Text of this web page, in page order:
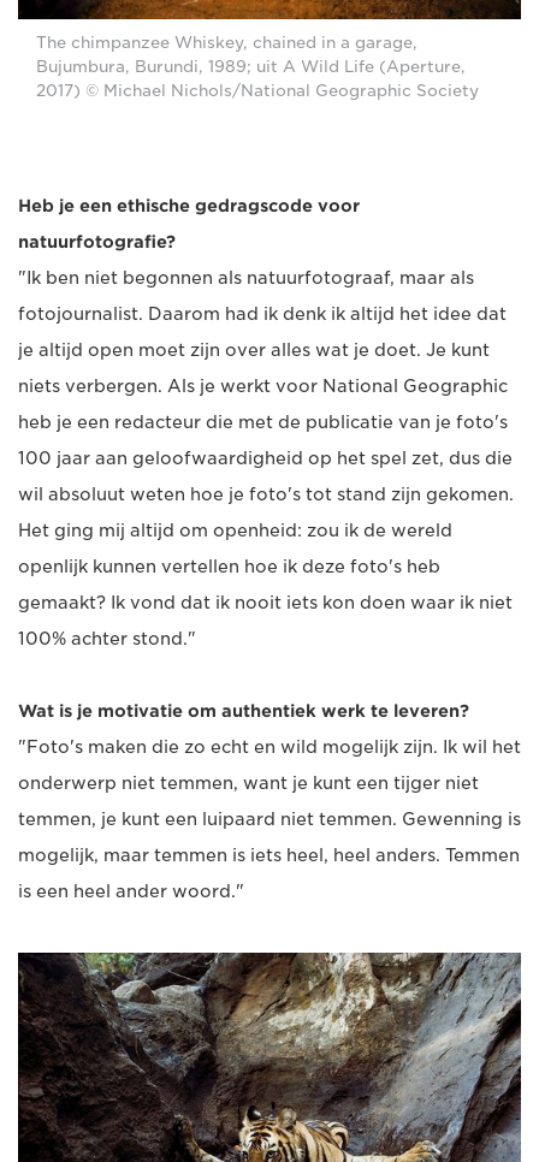
The chimpanzee Whiskey, chained in a garage,
Bujumbura, Burundi, 1989; uit A Wild Life (Aperture,
2017) © Michael Nichols/National Geographic Society
Heb je een ethische gedragscode voor
natuurfotografie?
"Ik ben niet begonnen als natuurfotograaf, maar als
fotojournalist. Daarom had ik denk ik altijd het idee dat
je altijd open moet zijn over alles wat je doet. Je kunt
niets verbergen. Als je werkt voor National Geographic
heb je een redacteur die met de publicatie van je foto's
100 jaar aan geloofwaardigheid op het spel zet, dus die
wil absoluut weten hoe je foto's tot stand zijn gekomen.
Het ging mij altijd om openheid: zou ik de wereld
openlijk kunnen vertellen hoe ik deze foto's heb
gemaakt? Ik vond dat ik nooit iets kon doen waar ik niet
100% achter stond."
Wat is je motivatie om authentiek werk te leveren?
"Foto's maken die zo echt en wild mogelijk zijn. Ik wil het
onderwerp niet temmen, want je kunt een tijger niet
temmen, je kunt een luipaard niet temmen. Gewenning is
mogelijk, maar temmen is iets heel, heel anders. Temmen
is een heel ander woord."